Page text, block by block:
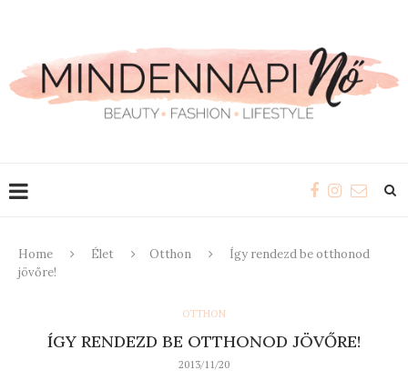
Home Élet Otthon
Így rendezd be otthonod
jövőre!
OTTHON
ÍGY RENDEZD BE OTTHONOD JÖVŐRE!
2013/11/20